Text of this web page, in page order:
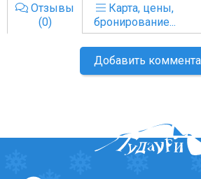
Отзывы
(0)
Карта, цены,
бронирование...
Добавить